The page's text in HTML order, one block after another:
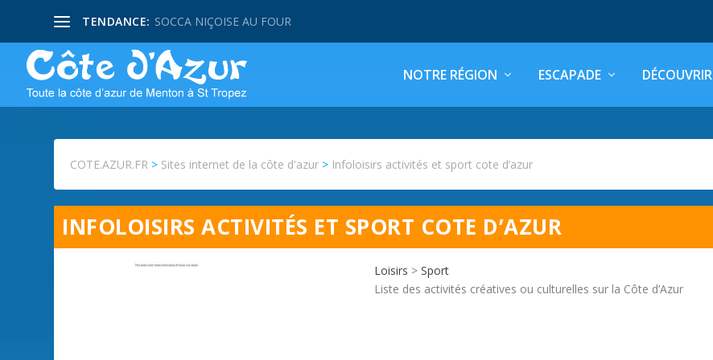
TENDANCE: SOCCA NIÇOISE AU FOUR
NOTRE RÉGION ESCAPADE DÉCOUVRIR
COTE.AZUR.FR > Sites internet de la côte d'azur > Infoloisirs activités et sport cote d’azur
INFOLOISIRS ACTIVITÉS ET SPORT COTE D’AZUR
Loisirs >Sport
Liste des activités créatives ou culturelles sur la Côte d’Azur